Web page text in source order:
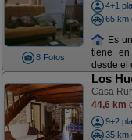
8 Fotos
4+1
65 km
Es
tiene en
desde el
Los
Casa
44,6 km
9+2
35 km